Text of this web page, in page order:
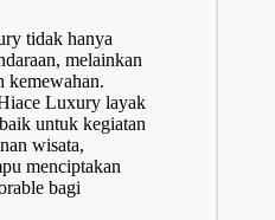
tidak hanya
melainkan
kemewahan.
Luxury layak
untuk kegiatan
wisata,
menciptakan
bagi